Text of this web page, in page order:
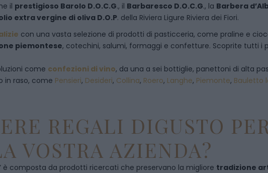
il prestigioso Barolo D.O.C.G., il Barbaresco D.O.C.G., la Barbera
extra vergine di oliva D.O.P. della Riviera Ligure Riviera dei Fiori.
con una vasta selezione di prodotti di pasticceria, come praline e
piemontese, cotechini, salumi, formaggi e confetture. Scoprite tutti i
come confezioni di vino, da una a sei bottiglie, panettoni di alta
in raso, come Pensieri, Desideri, Collina, Roero, Langhe, Piemonte, Bauletto
REGALI DIGUSTO
VOSTRA AZIENDA?
è composta da prodotti ricercati che preservano la migliore tradizione